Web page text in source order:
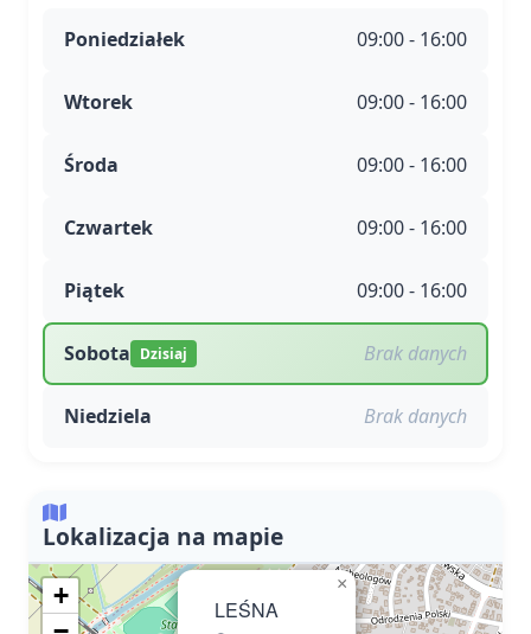
Poniedziałek 09:00 - 16:00
Wtorek 09:00 - 16:00
Środa 09:00 - 16:00
Czwartek 09:00 - 16:00
Piątek 09:00 - 16:00
Sobota Dzisiaj Brak danych
Niedziela Brak danych
Lokalizacja na mapie
LEŚNA
×
+